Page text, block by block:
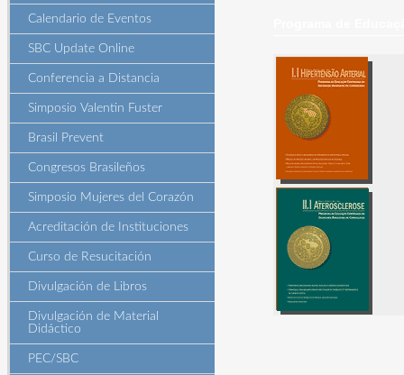
Calendario de Eventos
SBC Update Online
Conferencia a Distancia
Simposio Valentin Fuster
Brasil Prevent
Congresos Brasileños
Simposio Mujeres del Corazón
Acreditación de Instituciones
Curso de Resucitación
Divulgación de Libros
Divulgación de Material
Didáctico
PEC/SBC